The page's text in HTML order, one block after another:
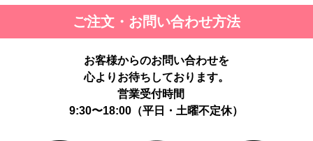
ご注文・お問い合わせ方法
お客様からのお問い合わせを
心よりお待ちしております。
営業受付時間
9:30〜18:00（平日・土曜不定休）